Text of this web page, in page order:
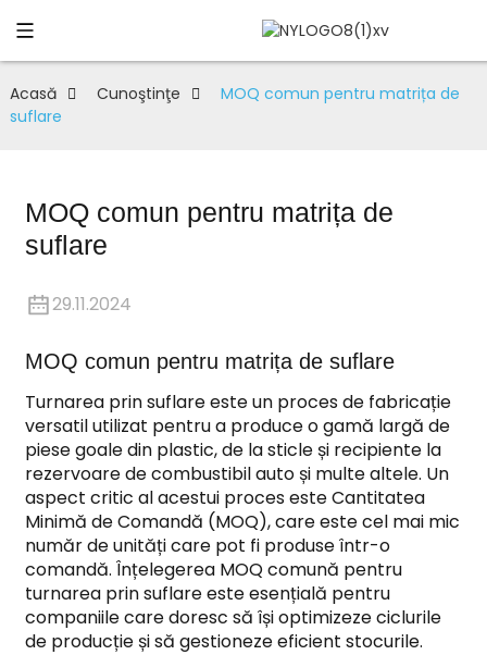
Acasă Cunoştinţe
MOQ comun pentru matrița de
suflare
MOQ comun pentru matrița de
suflare
29.11.2024
MOQ comun pentru matrița de suflare
Turnarea prin suflare este un proces de fabricație
versatil utilizat pentru a produce o gamă largă de
piese goale din plastic, de la sticle și recipiente la
rezervoare de combustibil auto și multe altele. Un
aspect critic al acestui proces este Cantitatea
Minimă de Comandă (MOQ), care este cel mai mic
număr de unități care pot fi produse într-o
comandă. Înțelegerea MOQ comună pentru
turnarea prin suflare este esențială pentru
companiile care doresc să își optimizeze ciclurile
de producție și să gestioneze eficient stocurile.